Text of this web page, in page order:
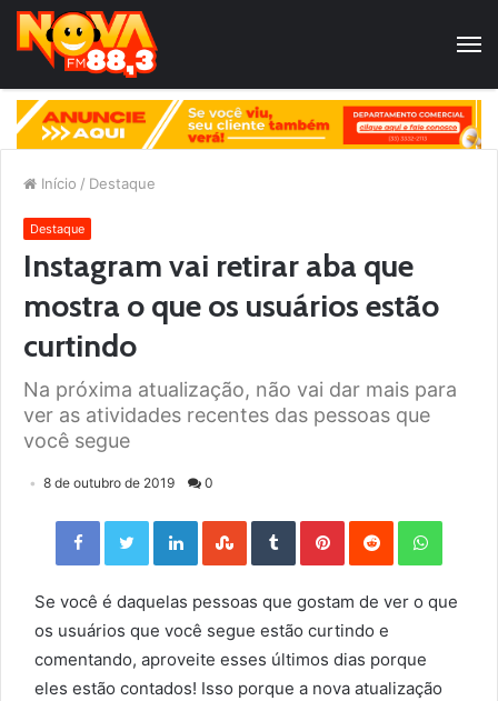
Início / Destaque
Destaque
Instagram vai retirar aba que
mostra o que os usuários estão
curtindo
Na próxima atualização, não vai dar mais para
ver as atividades recentes das pessoas que
você segue
8 de outubro de 2019 0
Facebook Twitter LinkedIn StumbleUpon Tumblr Pinterest Reddit
Se você é daquelas pessoas que gostam de ver o que
os usuários que você segue estão curtindo e
comentando, aproveite esses últimos dias porque
eles estão contados! Isso porque a nova atualização